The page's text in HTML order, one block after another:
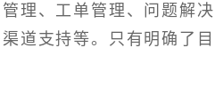
理、工单管理、问题解
道支持等。只有明确了